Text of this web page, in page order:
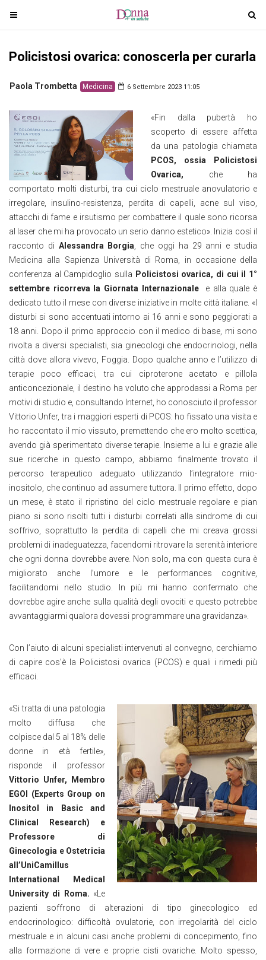
T
o
g
e
a
t
i
o
n
T
o
g
a
v
i
g
a
t
i
o
n
Policistosi ovarica: conoscerla per curarla
Paola Trombetta Medicina 6 Settembre 2023 11:05
«Fin dalla pubertà ho
scoperto di essere affetta
da una patologia chiamata
PCOS, ossia Policistosi
Ovarica, che ha
comportato molti disturbi, tra cui ciclo mestruale anovulatorio e
irregolare, insulino-resistenza, perdita di capelli, acne sul viso,
attacchi di fame e irsutismo per combattere il quale sono ricorsa
al laser che mi ha provocato un serio danno estetico». Inizia così il
racconto di Alessandra Borgia , che oggi ha 29 anni e studia
Medicina alla Sapienza Università di Roma, in occasione della
conferenza al Campidoglio sulla Policistosi ovarica, di cui il 1°
settembre ricorreva la Giornata Internazionale e alla quale è
dedicato tutto il mese con diverse iniziative in molte città italiane. «I
disturbi si sono accentuati intorno ai 16 anni e sono peggiorati a
18 anni. Dopo il primo approccio con il medico di base, mi sono
rivolta a diversi specialisti, sia ginecologi che endocrinologi, nella
città dove allora vivevo, Foggia. Dopo qualche anno e l’utilizzo di
terapie poco efficaci, tra cui ciproterone acetato e pillola
anticoncezionale, il destino ha voluto che approdassi a Roma per
motivi di studio e, consultando Internet, ho conosciuto il professor
Vittorio Unfer, tra i maggiori esperti di PCOS: ho fissato una visita e
ho raccontato il mio vissuto, premettendo che ero molto scettica,
avendo già sperimentato diverse terapie. Insieme a lui e grazie alle
sue ricerche in questo campo, abbiamo finalmente trovato il
percorso terapeutico adeguato utilizzando l’integratore mio-
inositolo, che continuo ad assumere tuttora. Il primo effetto, dopo
un mese, è stato il ripristino del ciclo mestruale regolare e pian
piano si sono risolti tutti i disturbi correlati alla sindrome di cui
soffrivo, soprattutto la perdita di capelli che mi creava grossi
problemi di inadeguatezza, facendomi ritrovare la serenità interiore
che ogni donna dovrebbe avere. Non solo, ma con questa cura è
migliorato anche l’umore e le performances cognitive,
facilitandomi nello studio. In più mi hanno confermato che
dovrebbe agire anche sulla qualità degli ovociti e questo potrebbe
avvantaggiarmi qualora dovessi programmare una gravidanza».
Con l’aiuto di alcuni specialisti intervenuti al convegno, cerchiamo
di capire cos’è la Policistosi ovarica (PCOS) e quali i rimedi più
efficaci.
«Si tratta di una patologia
molto diffusa che
colpisce dal 5 al 18% delle
donne in età fertile»,
risponde il professor
Vittorio Unfer,
Membro
EGOI (Experts Group on
Inositol in Basic and
Clinical Research) e
Professore di
Ginecologia e Ostetricia
all’UniCamillus
International Medical
University di Roma. «Le
pazienti soffrono di alterazioni di tipo ginecologico ed
endocrinologico: difficoltà ovulatorie, con irregolarità del ciclo
mestruale e in alcuni casi anche problemi di concepimento, fino
alla formazione di vere e proprie cisti ovariche. Molto spesso,